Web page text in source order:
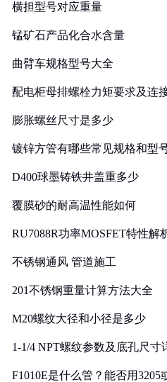
横担型号对应重量
锰矿石产品化合水含量
曲臂车规格型号大全
配电柜母排螺栓力矩要求及连
膨胀螺丝尺寸是多少
镀锌方管有哪些常见规格和型
D400球墨铸铁井盖重多少
覆膜砂的耐高温性能如何
RU7088R功率MOSFET特性解
不锈钢通风 管道施工
201不锈钢重量计算方法大全
M20螺纹大径和小径是多少
1-1/4 NPT螺纹参数及底孔尺寸
F1010E是什么管？能否用3205